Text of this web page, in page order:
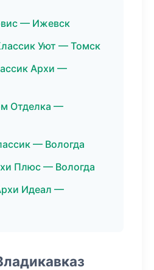
— Ижевск
Уют — Томск
Архи —
Отделка —
— Вологда
Плюс — Вологда
Идеал —